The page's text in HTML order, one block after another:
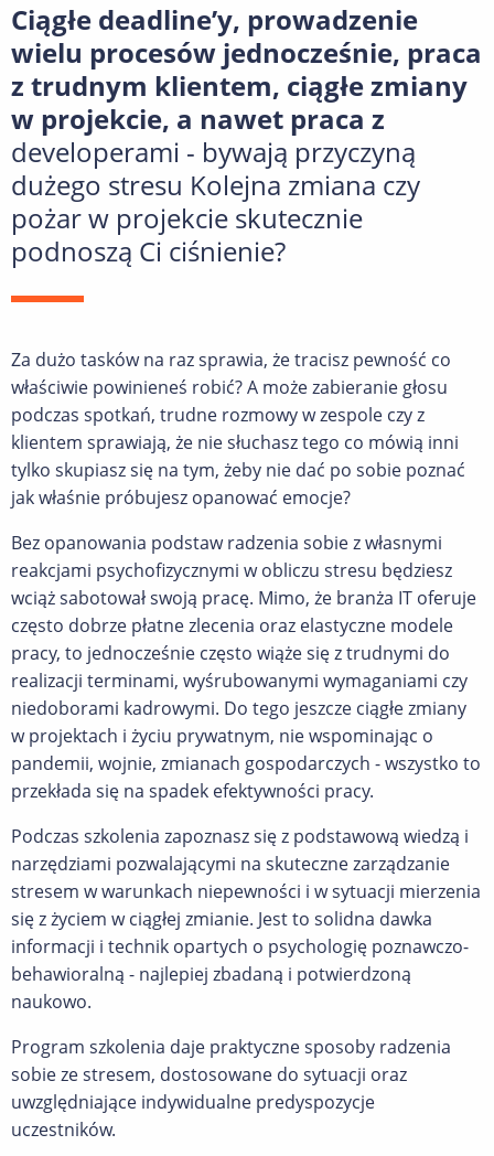
Ciągłe deadline’y, prowadzenie
wielu procesów jednocześnie, praca
z trudnym klientem, ciągłe zmiany
w projekcie, a nawet praca z
developerami - bywają przyczyną
dużego stresu Kolejna zmiana czy
pożar w projekcie skutecznie
podnoszą Ci ciśnienie?
Za dużo tasków na raz sprawia, że tracisz pewność co
właściwie powinieneś robić? A może zabieranie głosu
podczas spotkań, trudne rozmowy w zespole czy z
klientem sprawiają, że nie słuchasz tego co mówią inni
tylko skupiasz się na tym, żeby nie dać po sobie poznać
jak właśnie próbujesz opanować emocje?
Bez opanowania podstaw radzenia sobie z własnymi
reakcjami psychofizycznymi w obliczu stresu będziesz
wciąż sabotował swoją pracę. Mimo, że branża IT oferuje
często dobrze płatne zlecenia oraz elastyczne modele
pracy, to jednocześnie często wiąże się z trudnymi do
realizacji terminami, wyśrubowanymi wymaganiami czy
niedoborami kadrowymi. Do tego jeszcze ciągłe zmiany
w projektach i życiu prywatnym, nie wspominając o
pandemii, wojnie, zmianach gospodarczych - wszystko to
przekłada się na spadek efektywności pracy.
Podczas szkolenia zapoznasz się z podstawową wiedzą i
narzędziami pozwalającymi na skuteczne zarządzanie
stresem w warunkach niepewności i w sytuacji mierzenia
się z życiem w ciągłej zmianie. Jest to solidna dawka
informacji i technik opartych o psychologię poznawczo-
behawioralną - najlepiej zbadaną i potwierdzoną
naukowo.
Program szkolenia daje praktyczne sposoby radzenia
sobie ze stresem, dostosowane do sytuacji oraz
uwzględniające indywidualne predyspozycje
uczestników.